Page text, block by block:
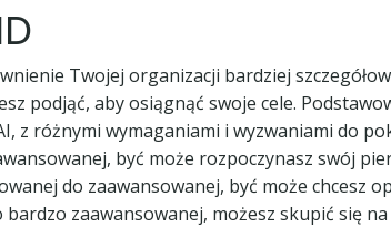
Twojej organizacji bardziej
podjąć, aby osiągnąć swoje cele.
z różnymi wymaganiami i wyzwaniami do
być może rozpoczynasz swój
do zaawansowanej, być może chcesz
zaawansowanej, możesz skupić się